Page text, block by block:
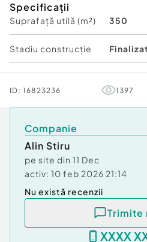
Structură: cărămidă
An construcție: 1902
Utilități: curent trifazic
Avantaje:
Vizibilitate bună la stradă
comerciale
Compartimentare flexibilă
Structură solidă – bază
Imobilul necesită
pentru investitori care
valoare și personalizare
Suprafaţă totală: 428 m²
An finalizare construcție:
Stadiu construcţie:
Specificații
Suprafață utilă (m²) 350
Stadiu construcţie
ID: 16823236 1397
Companie
Alin Stiru
pe site din 11 Dec
activ: 10 feb 2026 21:14
Nu există recenzii
Trimite
XXXX